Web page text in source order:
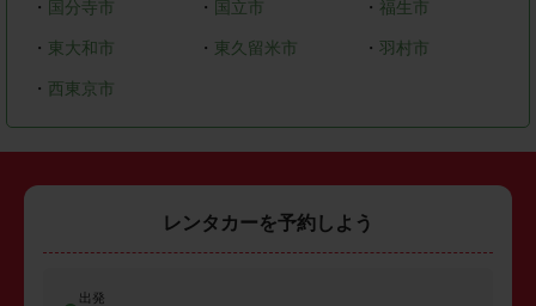
・ 国分寺市 ・ 国立市 ・ 福生市
・ 東大和市 ・ 東久留米市 ・羽村市
・ 西東京市
レンタカーを予約しよう
出発